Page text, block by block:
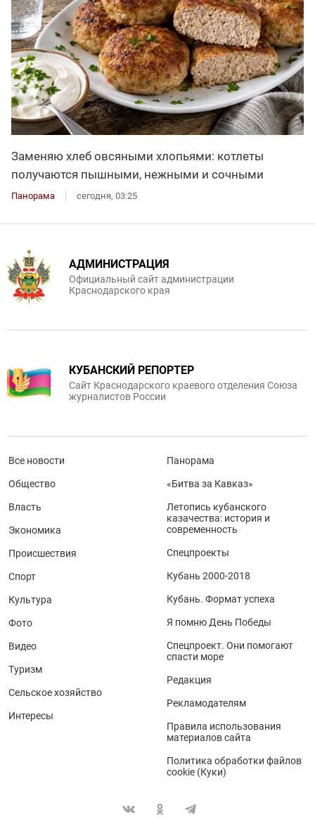
Заменяю хлеб овсяными хлопьями: котлеты
получаются пышными, нежными и сочными
Панорама сегодня, 03:25
АДМИНИСТРАЦИЯ
Официальный сайт администрации
Краснодарского края
КУБАНСКИЙ РЕПОРТЕР
Сайт Краснодарского краевого отделения Союза
журналистов России
Все новости
Общество
Власть
Экономика
Происшествия
Спорт
Культура
Фото
Видео
Туризм
Сельское хозяйство
Интересы
Панорама
«Битва за Кавказ»
Летопись кубанского
казачества: история и
современность
Спецпроекты
Кубань 2000-2018
Кубань. Формат успеха
Я помню День Победы
Спецпроект. Они помогают
спасти море
Редакция
Рекламодателям
Правила использования
материалов сайта
Политика обработки файлов
cookie (Куки)